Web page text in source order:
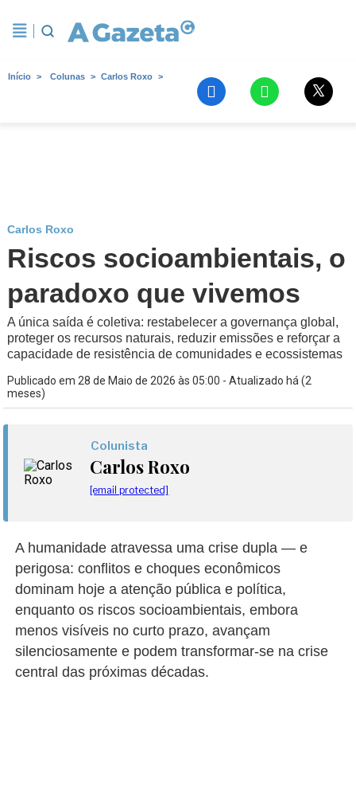
Início Colunas Carlos Roxo
Carlos Roxo
Riscos socioambientais, o
paradoxo que vivemos
A única saída é coletiva: restabelecer a governança global,
proteger os recursos naturais, reduzir emissões e reforçar a
capacidade de resistência de comunidades e ecossistemas
Publicado em 28 de Maio de 2026 às 05:00 - Atualizado há (2
meses)
Colunista
Carlos Roxo
[email protected]
A humanidade atravessa uma crise dupla — e
perigosa: conflitos e choques econômicos
dominam hoje a atenção pública e política,
enquanto os riscos socioambientais, embora
menos visíveis no curto prazo, avançam
silenciosamente e podem transformar-se na crise
central das próximas décadas.